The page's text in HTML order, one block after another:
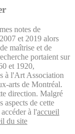
notes de
et 2019 alors
maîtrise et de
portaient sur
et 1920,
à l'Art Association
arts de Montréal.
direction. Malgré
aspects de cette
à l'accueil
du site